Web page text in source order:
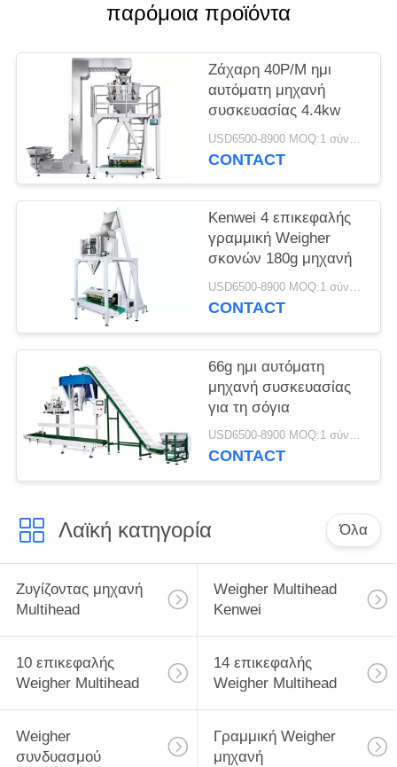
παρόμοια προϊόντα
Ζάχαρη 40P/M ημι
αυτόματη μηχανή
συσκευασίας 4.4kw
USD6500-8900 MOQ:1 σύνολο
CONTACT
Kenwei 4 επικεφαλής
γραμμική Weigher
σκονών 180g μηχανή
USD6500-8900 MOQ:1 σύνολο
CONTACT
66g ημι αυτόματη
μηχανή συσκευασίας
για τη σόγια
USD6500-8900 MOQ:1 σύνολο
CONTACT
Λαϊκή κατηγορία Όλα
Ζυγίζοντας μηχανή
Multihead
Weigher Multihead
Kenwei
10 επικεφαλής
Weigher Multihead
14 επικεφαλής
Weigher Multihead
Weigher
συνδυασμού
Γραμμική Weigher
μηχανή